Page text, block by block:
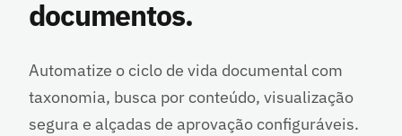
documentos.
Automatize o ciclo de vida documental com
taxonomia, busca por conteúdo, visualização
segura e alçadas de aprovação configuráveis.